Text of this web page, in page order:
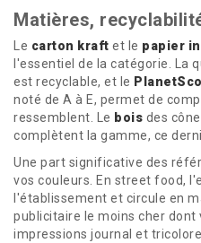
Matières,
Le carton kraft et le papier
l'essentiel de la catégorie. La
est recyclable, et le
noté de A à E, permet de
ressemblent. Le bois des
complètent la gamme, ce
Une part significative des
vos couleurs. En street food,
l'établissement et circule en
publicitaire le moins cher dont
impressions journal et